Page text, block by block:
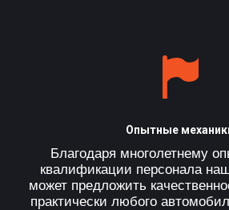
Опытные
Благодаря многолетнему
квалификации персонала
может предложить
практически любого